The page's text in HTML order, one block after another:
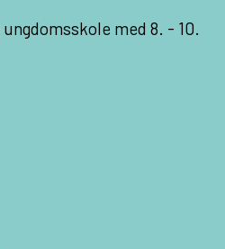
med 8. - 10.